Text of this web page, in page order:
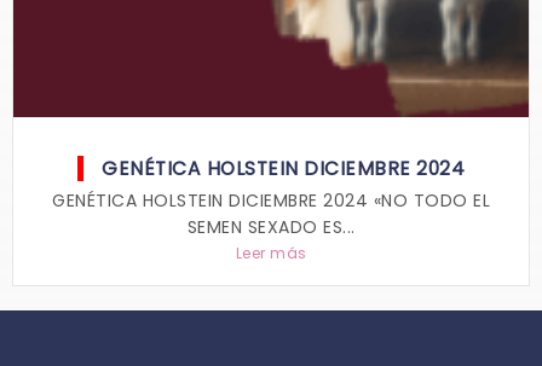
GENÉTICA HOLSTEIN DICIEMBRE 2024
GENÉTICA HOLSTEIN DICIEMBRE 2024 «NO TODO EL
SEMEN SEXADO ES...
Leer más